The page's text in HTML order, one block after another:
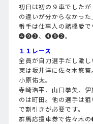
初日は初の９車でした
の違いが分からなかった
番手は仕事人の諸橋愛
❹❾❸、❹❾❷。
１１レース
全員が自力選手だし激
東は坂井洋に佐々木悠
小原佑太。
寺崎浩平、山口拳矢、
のは町田。他の選手は
で割引きが必要です。
群馬応援車券で佐々木